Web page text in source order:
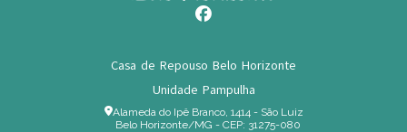
Casa de Repouso Belo Horizonte
Unidade Pampulha
Alameda do Ipê Branco, 1414 - São Luiz
Belo Horizonte/MG - CEP: 31275-080